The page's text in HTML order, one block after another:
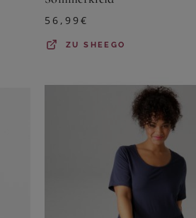
56,99€
ZUSHEEGO